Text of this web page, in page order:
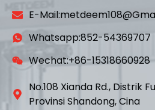
E-
Whatsapp:852-54369707
Wechat:+86-15318660928
No.108 Xianda Rd., Distrik
Provinsi Shandong, Cina